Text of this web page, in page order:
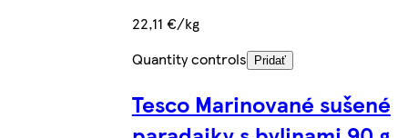
22,11 €/kg
Quantity controls
Pridať
Tesco Marinované sušené